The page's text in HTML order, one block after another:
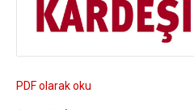
PDF olarak oku